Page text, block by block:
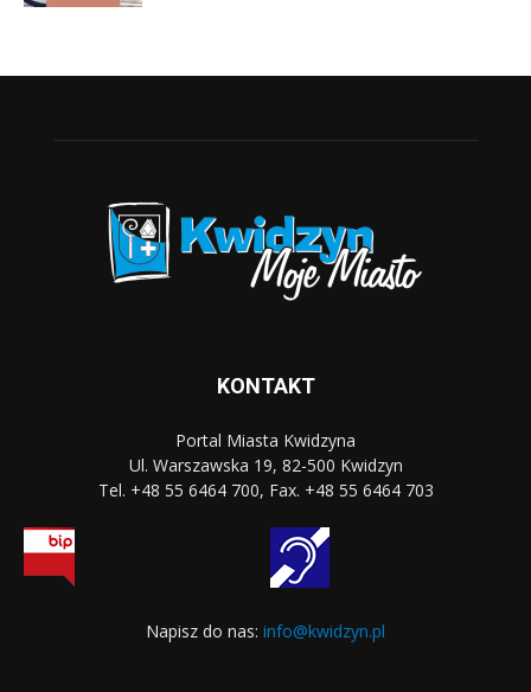
KONTAKT
Portal Miasta Kwidzyna
Ul. Warszawska 19, 82-500 Kwidzyn
Tel. +48 55 6464 700, Fax. +48 55 6464 703
Napisz do nas: info@kwidzyn.pl